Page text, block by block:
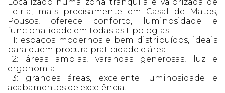
Leiria, mais precisamente em Casal de Matos,
Pousos, oferece conforto, luminosidade e
funcionalidade em todas as tipologias.
T1: espaços modernos e bem distribuídos, ideais
para quem procura praticidade e área.
T2: áreas amplas, varandas generosas, luz e
ergonomia.
T3: grandes áreas, excelente luminosidade e
acabamentos de excelência.